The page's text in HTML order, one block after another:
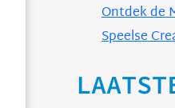
Ontdek de
Speelse